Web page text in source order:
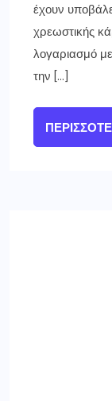
έχουν
χρεωστικής
λογαριασμό
την […]